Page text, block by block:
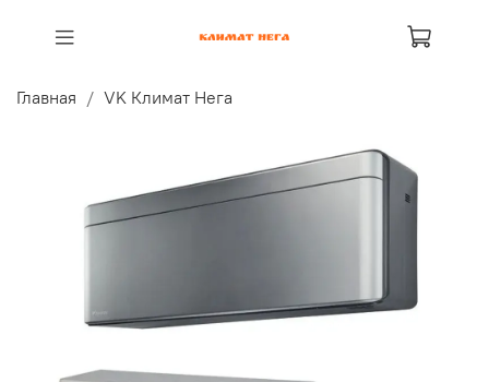
Главная VK Климат Нега